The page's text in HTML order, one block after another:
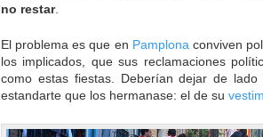
no restar.
El problema es que en Pamplona conviven
los implicados, que sus reclamaciones
como estas fiestas. Deberían dejar de
estandarte que los hermanase: el de su